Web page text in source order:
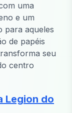
uma
e um
para aqueles
de papéis
seu
centro
Legion do